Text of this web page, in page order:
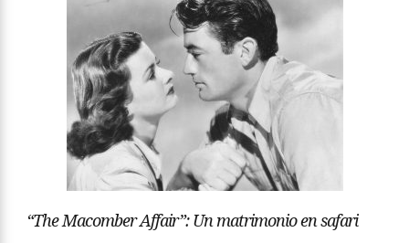
“The Macomber Affair”: Un matrimonio en safari